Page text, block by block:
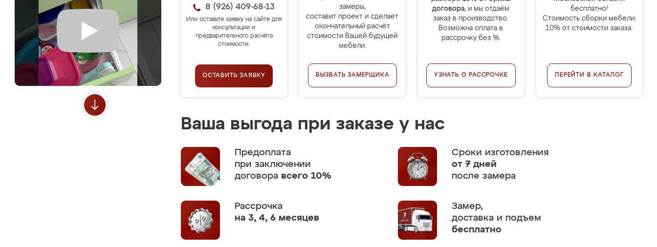
8 (926) 409-68-13
Или оставьте заявку на сайте для
консультации и
предварительного расчёта
стоимости.
ОСТАВИТЬ ЗАЯВКУ
замеры,
составит проект и сделает
окончательный расчёт
стоимости Вашей будущей
мебели.
ВЫЗВАТЬ ЗАМЕРЩИКА
договора, и мы отдаём
заказ в производство.
Возможна оплата в
рассрочку без %.
УЗНАТЬ О РАССРОЧКЕ
бесплатно!
Стоимость сборки мебели:
10% от стоимости заказа.
ПЕРЕЙТИ В КАТАЛОГ
Ваша выгода при заказе у нас
Предоплата
при заключении
договора всего 10%
Сроки изготовления
от 7 дней
после замера
Рассрочка
на 3, 4, 6 месяцев
Замер,
доставка и подъем
бесплатно